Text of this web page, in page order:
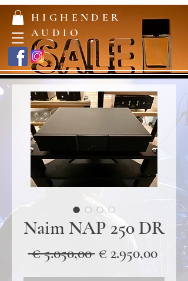
HIGHENDER
AUDIO
Naim NAP 250 DR
€ 5.050,00 Normale
€ 2.950,00